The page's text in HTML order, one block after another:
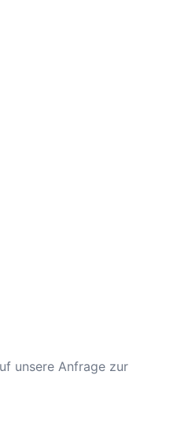
unsere Anfrage zur